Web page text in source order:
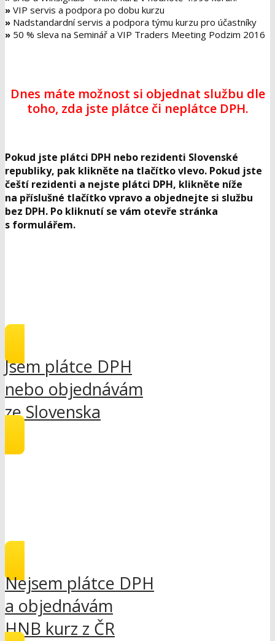
» VIP servis a podpora po dobu kurzu
» Nadstandardní servis a podpora týmu kurzu pro účastníky
» 50 % sleva na Seminář a VIP Traders Meeting Podzim 2016
Dnes máte možnost si objednat službu dle
toho, zda jste plátce či neplátce DPH.
Pokud jste plátci DPH nebo rezidenti Slovenské
republiky, pak klikněte na tlačítko vlevo. Pokud jste
čeští rezidenti a nejste plátci DPH, klikněte níže
na příslušné tlačítko vpravo a objednejte si službu
bez DPH. Po kliknutí se vám otevře stránka
s formulářem.
Jsem plátce DPH
nebo objednávám
ze Slovenska
Nejsem plátce DPH
a objednávám
HNB kurz z ČR